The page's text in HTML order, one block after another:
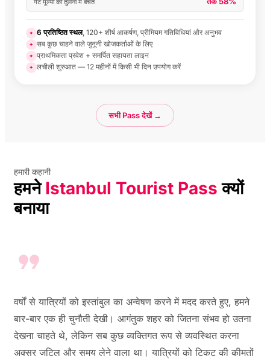
✦ 6 प्रतिष्ठित स्थल, 120+ शीर्ष आकर्षण, प्रीमियम गतिविधियां और अनुभव
✦ सब कुछ चाहने वाले जुनूनी खोजकर्ताओं के लिए
✦ प्राथमिकता प्रवेश + समर्पित सहायता लाइन
✦ लचीली शुरुआत — 12 महीनों में किसी भी दिन उपयोग करें
सभी Pass देखें →
हमारी कहानी
हमनेIstanbul Tourist Pass क्यों
बनाया
वर्षों से यात्रियों को इस्तांबुल का अन्वेषण करने में मदद करते हुए, हमने
बार-बार एक ही चुनौती देखी। आगंतुक शहर को जितना संभव हो उतना
देखना चाहते थे, लेकिन सब कुछ व्यक्तिगत रूप से व्यवस्थित करना
अक्सर जटिल और समय लेने वाला था। यात्रियों को टिकट की कीमतों